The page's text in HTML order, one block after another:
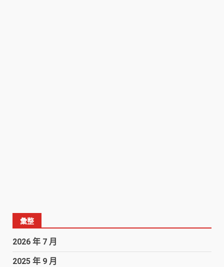
彙整
2026 年 7 月
2025 年 9 月